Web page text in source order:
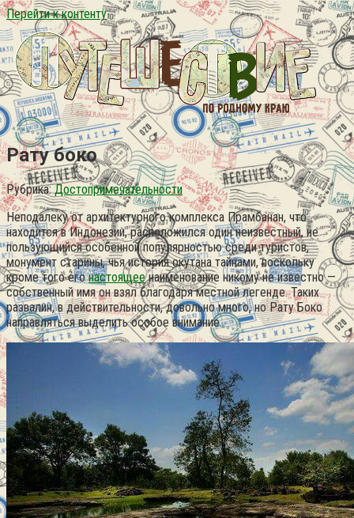
Перейти к контенту
Рату боко
Рубрика: Достопримечательности
Неподалеку от архитектурного комплекса Прамбанан, что
находится в Индонезии, расположился один неизвестный, не
пользующийся особенной популярностью среди туристов,
монумент старины, чья история окутана тайнами, поскольку
кроме того егонастоящеенаименование никому не известно —
собственный имя он взял благодаря местной легенде. Таких
развалин, в действительности, довольно много, но Рату Боко
направляться выделить особое внимание.